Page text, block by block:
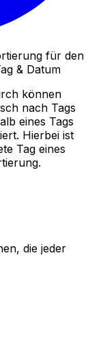
für den
& Datum
können
nach Tags
eines Tags
Hierbei ist
Tag eines
die jeder